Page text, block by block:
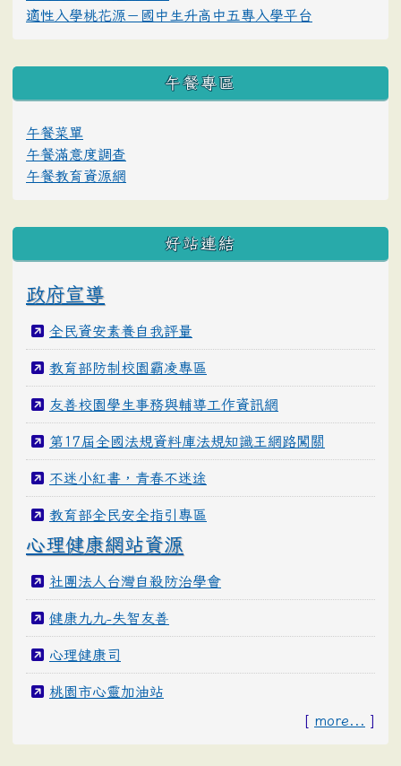
適性入學桃花源－國中生升高中五專入學平台
午餐專區
午餐菜單
午餐滿意度調查
午餐教育資源網
好站連結
政府宣導
全民資安素養自我評量
教育部防制校園霸凌專區
友善校園學生事務與輔導工作資訊網
第17屆全國法規資料庫法規知識王網路闖關
不迷小紅書，青春不迷途
教育部全民安全指引專區
心理健康網站資源
社團法人台灣自殺防治學會
健康九九-失智友善
心理健康司
桃園市心靈加油站
[ more... ]